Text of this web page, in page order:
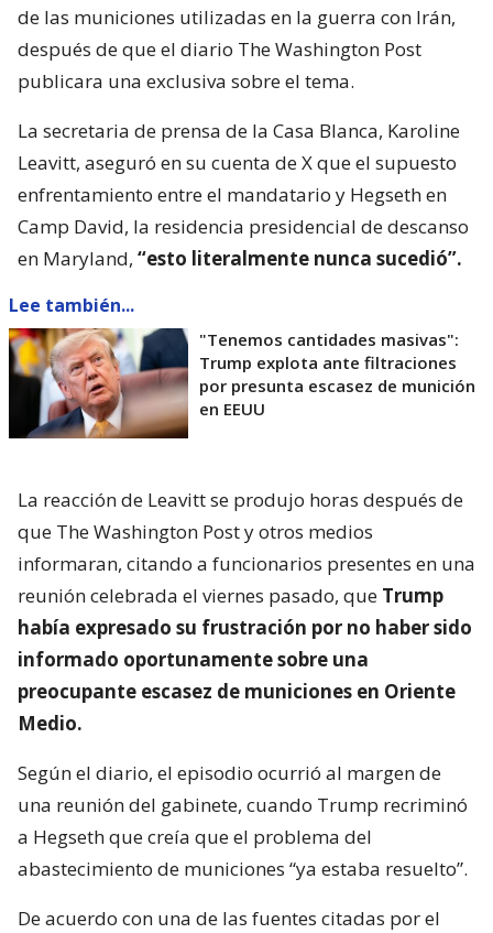
de las municiones utilizadas en la guerra con Irán,
después de que el diario The Washington Post
publicara una exclusiva sobre el tema.
La secretaria de prensa de la Casa Blanca, Karoline
Leavitt, aseguró en su cuenta de X que el supuesto
enfrentamiento entre el mandatario y Hegseth en
Camp David, la residencia presidencial de descanso
en Maryland, “esto literalmente nunca sucedió”.
Lee también...
"Tenemos cantidades masivas":
Trump explota ante filtraciones
por presunta escasez de munición
en EEUU
La reacción de Leavitt se produjo horas después de
que The Washington Post y otros medios
informaran, citando a funcionarios presentes en una
reunión celebrada el viernes pasado, que Trump
había expresado su frustración por no haber sido
informado oportunamente sobre una
preocupante escasez de municiones en Oriente
Medio.
Según el diario, el episodio ocurrió al margen de
una reunión del gabinete, cuando Trump recriminó
a Hegseth que creía que el problema del
abastecimiento de municiones “ya estaba resuelto”.
De acuerdo con una de las fuentes citadas por el